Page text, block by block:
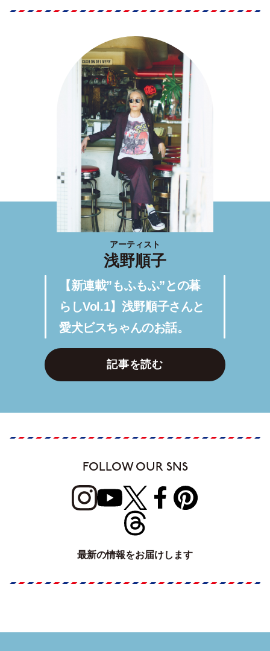
アーティスト
浅野順子
【新連載”もふもふ”との暮
らしVol.1】浅野順子さんと
愛犬ビスちゃんのお話。
記事を読む
FOLLOW OUR SNS
最新の情報をお届けします